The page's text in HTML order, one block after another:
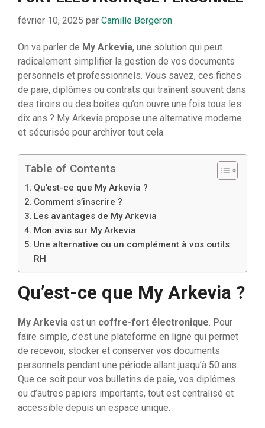
février 10, 2025 par Camille Bergeron
On va parler de My Arkevia, une solution qui peut
radicalement simplifier la gestion de vos documents
personnels et professionnels. Vous savez, ces fiches
de paie, diplômes ou contrats qui traînent souvent dans
des tiroirs ou des boîtes qu’on ouvre une fois tous les
dix ans ? My Arkevia propose une alternative moderne
et sécurisée pour archiver tout cela.
Table of Contents
Qu’est-ce que My Arkevia ?
Comment s’inscrire ?
Les avantages de My Arkevia
Mon avis sur My Arkevia
Une alternative ou un complément à vos outils
RH
Qu’est-ce que My Arkevia ?
My Arkevia est un coffre-fort électronique. Pour
faire simple, c’est une plateforme en ligne qui permet
de recevoir, stocker et conserver vos documents
personnels pendant une période allant jusqu’à 50 ans.
Que ce soit pour vos bulletins de paie, vos diplômes
ou d’autres papiers importants, tout est centralisé et
accessible depuis un espace unique.